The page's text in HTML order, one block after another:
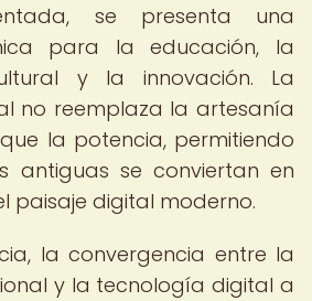
se presenta una
para la educación, la
y la innovación. La
no reemplaza la artesanía
la potencia, permitiendo
antiguas se conviertan en
paisaje digital moderno.
la convergencia entre la
y la tecnología digital a